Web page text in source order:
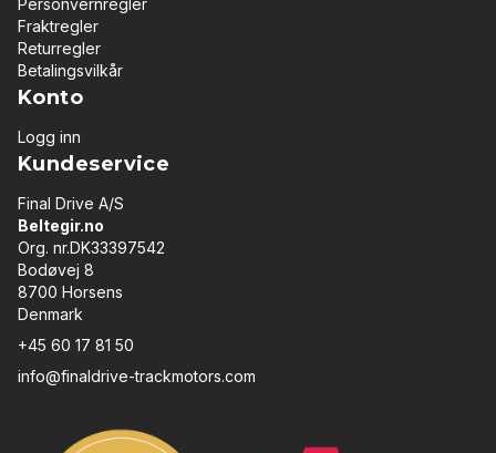
Personvernregler
Fraktregler
Returregler
Betalingsvilkår
Konto
Logg inn
Kundeservice
Final Drive A/S
Beltegir.no
Org. nr.DK33397542
Bodøvej 8
8700 Horsens
Denmark
+45 60 17 81 50
info@finaldrive-trackmotors.com